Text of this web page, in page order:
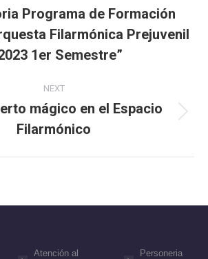
Previous
post:
Programa de Formación
Filarmónica Prejuvenil
1er Semestre”
NEXT
Next
post:
mágico en el Espacio
Filarmónico
Atención al
Personeria